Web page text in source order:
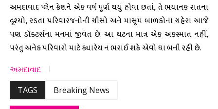
અમદાવાદ પ્લેન ક્રેશને એક વર્ષ પૂર્ણ થયું હોવા છતાં, તે ભયાનક રાતના
દૃશ્યો, રડતા પરિવારજનોની ચીસો અને માસૂમ બાળકોના ચહેરા આજે
પણ ડૉક્ટર્સના મનમાં જીવંત છે. આ ઘટના માત્ર એક અકસ્માત નહીં,
પરંતુ અનેક પરિવારો માટે ક્યારેય ન ભરાઈ શકે એવો ઘા બની રહી છે.
અમદાવાદ
TAGS
Breaking News